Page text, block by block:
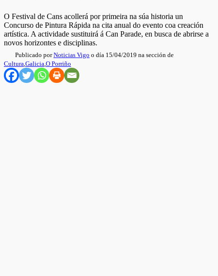
O Festival de Cans acollerá por primeira na súa historia un
Concurso de Pintura Rápida na cita anual do evento coa creación
artística. A actividade sustituirá á Can Parade, en busca de abrirse a
novos horizontes e disciplinas.
Publicado porNoticias Vigo o día 15/04/2019 na sección de
Cultura,Galicia,O Porriño